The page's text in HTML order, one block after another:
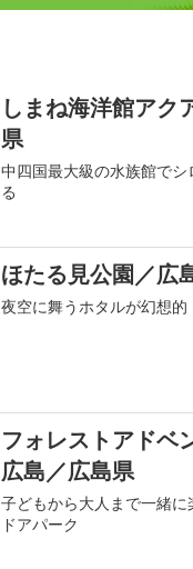
しまね海洋館アク
県
中四国最大級の水族館でシ
る
ほたる見公園／広
夜空に舞うホタルが幻想的
フォレストアドベ
広島／広島県
子どもから大人まで一緒に
ドアパーク